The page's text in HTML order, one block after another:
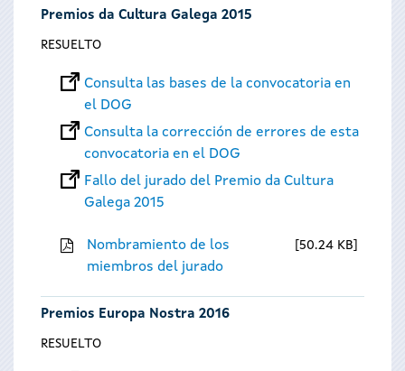
Premios da Cultura Galega 2015
RESUELTO
Consulta las bases de la convocatoria en
el DOG
Consulta la corrección de errores de esta
convocatoria en el DOG
Fallo del jurado del Premio da Cultura
Galega 2015
Nombramiento de los
miembros del jurado
50.24 KB
Premios Europa Nostra 2016
RESUELTO